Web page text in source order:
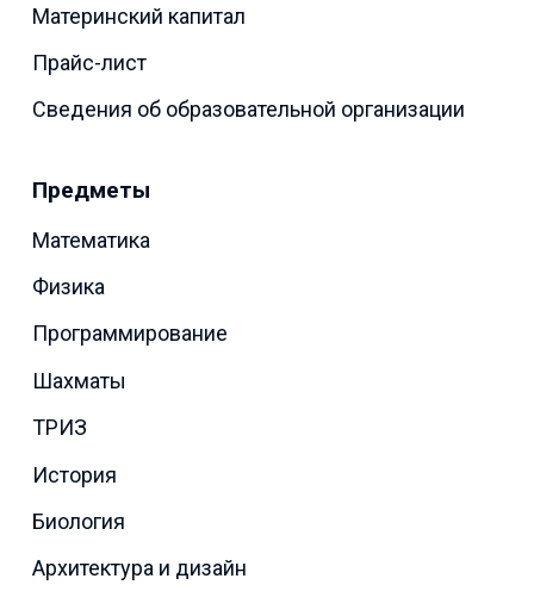
Материнский капитал
Прайс-лист
Сведения об образовательной организации
Предметы
Математика
Физика
Программирование
Шахматы
ТРИЗ
История
Биология
Архитектура и дизайн